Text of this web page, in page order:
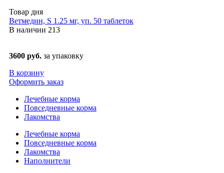
Товар дня
Ветмедин, S 1.25 мг, уп. 50 таблеток
В наличии 213
3600 руб. за упаковку
В корзину
Оформить заказ
Лечебные корма
Повседневные корма
Лакомства
Лечебные корма
Повседневные корма
Лакомства
Наполнители